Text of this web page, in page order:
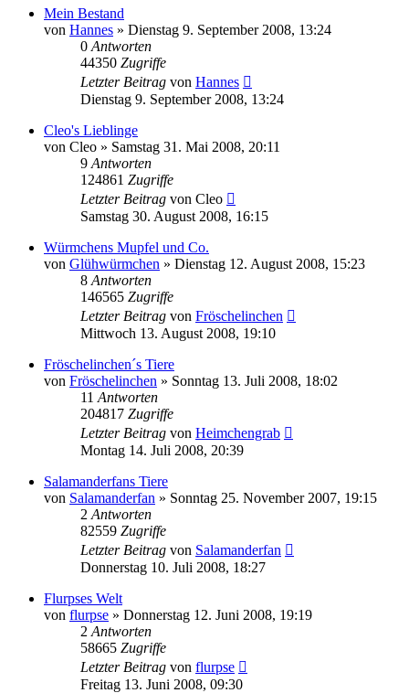
Mein Bestand
von Hannes » Dienstag 9. September 2008, 13:24
0 Antworten
44350 Zugriffe
Letzter Beitrag von Hannes
Dienstag 9. September 2008, 13:24
Cleo's Lieblinge
von Cleo » Samstag 31. Mai 2008, 20:11
9 Antworten
124861 Zugriffe
Letzter Beitrag von Cleo
Samstag 30. August 2008, 16:15
Würmchens Mupfel und Co.
von Glühwürmchen » Dienstag 12. August 2008, 15:23
8 Antworten
146565 Zugriffe
Letzter Beitrag von Fröschelinchen
Mittwoch 13. August 2008, 19:10
Fröschelinchen´s Tiere
von Fröschelinchen » Sonntag 13. Juli 2008, 18:02
11 Antworten
204817 Zugriffe
Letzter Beitrag von Heimchengrab
Montag 14. Juli 2008, 20:39
Salamanderfans Tiere
von Salamanderfan » Sonntag 25. November 2007, 19:15
2 Antworten
82559 Zugriffe
Letzter Beitrag von Salamanderfan
Donnerstag 10. Juli 2008, 18:27
Flurpses Welt
von flurpse » Donnerstag 12. Juni 2008, 19:19
2 Antworten
58665 Zugriffe
Letzter Beitrag von flurpse
Freitag 13. Juni 2008, 09:30